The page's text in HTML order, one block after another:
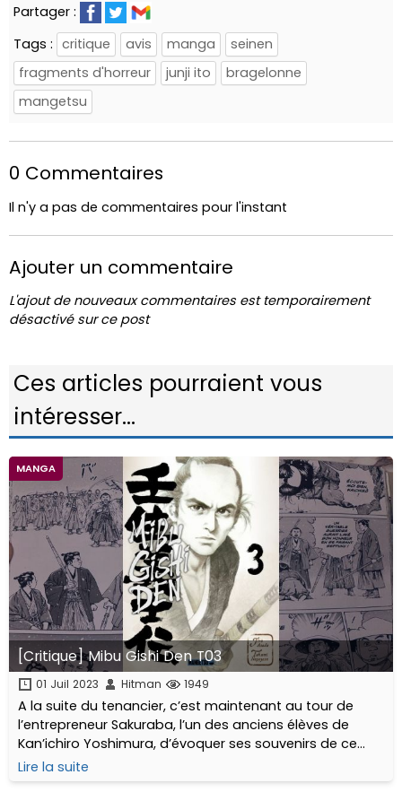
Partager :
Tags : critique avis manga
seinen
fragments d'horreur
junji ito
bragelonne
mangetsu
0 Commentaires
Il n'y a pas de commentaires pour l'instant
Ajouter un commentaire
L'ajout de nouveaux commentaires est temporairement
désactivé sur ce post
Ces articles pourraient vous
intéresser...
MANGA
[Critique] Mibu Gishi Den T03
01 Juil 2023 Hitman 1949
A la suite du tenancier, c’est maintenant au tour de
l’entrepreneur Sakuraba, l’un des anciens élèves de
Kan’ichiro Yoshimura, d’évoquer ses souvenirs de ce
samouraï hors normes. L’homme se remémore
parfaitement le jour où...
Lire la suite